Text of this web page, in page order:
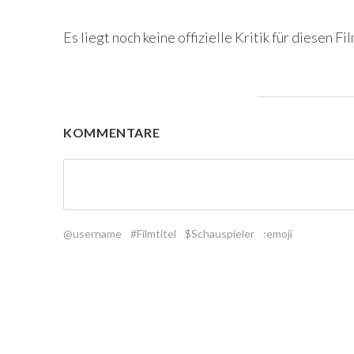
Es liegt noch keine offizielle Kritik für diesen
KOMMENTARE
@username #Filmtitel $Schauspieler :emoji